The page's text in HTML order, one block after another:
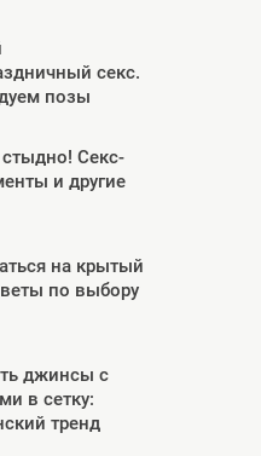
секс.
позы
Секс-
и другие
на крытый
по выбору
джинсы с
в сетку:
тренд